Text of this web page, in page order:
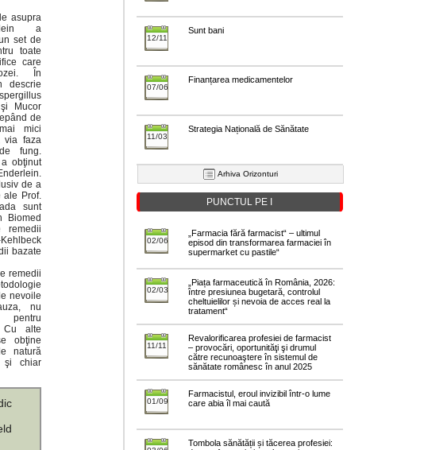
asupra
a
set de
toate
care
În
descrie
Mucor
de
mici
via faza
fung.
obţinut
de a
ale Prof.
Biomed
bazate
remedii
nevoile
obţine
natură
12/11
Sunt bani
07/06
Finanțarea medicamentelor
11/03
Strategia Națională de Sănătate
Arhiva Orizonturi
PUNCTUL PE I
02/06
„Farmacia fără farmacist“ – ultimul
episod din transformarea farmaciei în
supermarket cu pastile“
02/03
„Piața farmaceutică în România, 2026:
între presiunea bugetară, controlul
cheltuielilor și nevoia de acces real la
tratament“
11/11
Revalorificarea profesiei de farmacist
– provocări, oportunităţi şi drumul
către recunoaştere în sistemul de
sănătate românesc în anul 2025
01/09
Farmacistul, eroul invizibil într-o lume
care abia îl mai caută
Tombola sănătății și tăcerea profesiei: